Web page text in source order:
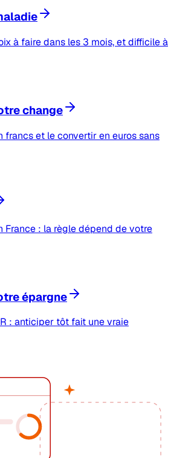
à faire dans les 3 mois, et difficile à
change
francs et le convertir en euros sans
France : la règle dépend de votre
épargne
: anticiper tôt fait une vraie